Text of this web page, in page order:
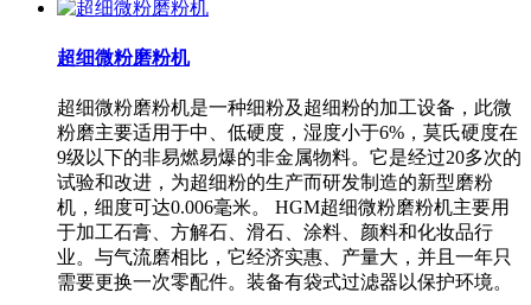
超细微粉磨粉机
超细微粉磨粉机是一种细粉及超细粉的加工设备，此微
粉磨主要适用于中、低硬度，湿度小于6%，莫氏硬度在
9级以下的非易燃易爆的非金属物料。它是经过20多次的
试验和改进，为超细粉的生产而研发制造的新型磨粉
机，细度可达0.006毫米。 HGM超细微粉磨粉机主要用
于加工石膏、方解石、滑石、涂料、颜料和化妆品行
业。与气流磨相比，它经济实惠、产量大，并且一年只
需要更换一次零配件。装备有袋式过滤器以保护环境。